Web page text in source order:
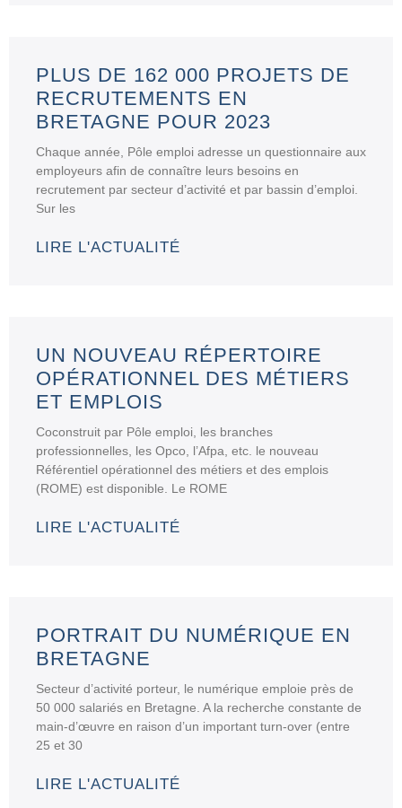
PLUS DE 162 000 PROJETS DE
RECRUTEMENTS EN
BRETAGNE POUR 2023
Chaque année, Pôle emploi adresse un questionnaire aux
employeurs afin de connaître leurs besoins en
recrutement par secteur d’activité et par bassin d’emploi.
Sur les
LIRE L'ACTUALITÉ
UN NOUVEAU RÉPERTOIRE
OPÉRATIONNEL DES MÉTIERS
ET EMPLOIS
Coconstruit par Pôle emploi, les branches
professionnelles, les Opco, l’Afpa, etc. le nouveau
Référentiel opérationnel des métiers et des emplois
(ROME) est disponible. Le ROME
LIRE L'ACTUALITÉ
PORTRAIT DU NUMÉRIQUE EN
BRETAGNE
Secteur d’activité porteur, le numérique emploie près de
50 000 salariés en Bretagne. A la recherche constante de
main-d’œuvre en raison d’un important turn-over (entre
25 et 30
LIRE L'ACTUALITÉ